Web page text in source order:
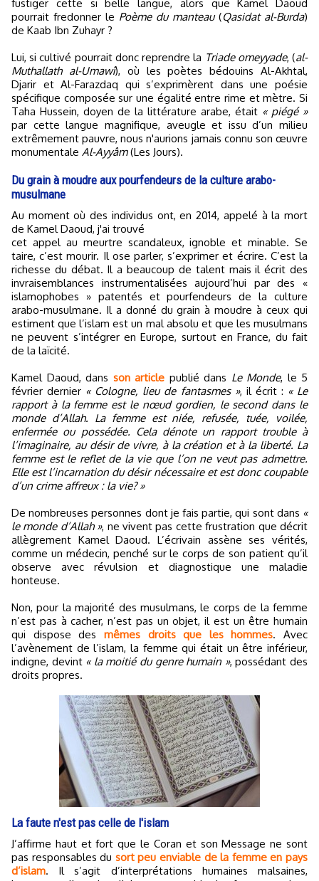
fustiger cette si belle langue, alors que Kamel Daoud
pourrait fredonner le Poème du manteau(Qasidat al-Burda)
de Kaab Ibn Zuhayr ?
Lui, si cultivé pourrait donc reprendre la Triade omeyyade, (al-
Muthallath al-Umawî), où les poètes bédouins Al-Akhtal,
Djarir et Al-Farazdaq qui s’exprimèrent dans une poésie
spécifique composée sur une égalité entre rime et mètre. Si
Taha Hussein, doyen de la littérature arabe, était « piégé »
par cette langue magnifique, aveugle et issu d’un milieu
extrêmement pauvre, nous n'aurions jamais connu son œuvre
monumentale Al-Ayyâm(Les Jours).
Du grain à moudre aux pourfendeurs de la culture arabo-
musulmane
Au moment où des individus ont, en 2014, appelé à la mort
de Kamel Daoud, j'ai trouvé
cet appel au meurtre scandaleux, ignoble et minable. Se
taire, c’est mourir. Il ose parler, s’exprimer et écrire. C’est la
richesse du débat. Il a beaucoup de talent mais il écrit des
invraisemblances instrumentalisées aujourd’hui par des «
islamophobes » patentés et pourfendeurs de la culture
arabo-musulmane. Il a donné du grain à moudre à ceux qui
estiment que l’islam est un mal absolu et que les musulmans
ne peuvent s’intégrer en Europe, surtout en France, du fait
de la laïcité.
Kamel Daoud, dans son article publié dans Le Monde, le 5
février dernier « Cologne, lieu de fantasmes », il écrit : « Le
rapport à la femme est le nœud gordien, le second dans le
monde d’Allah. La femme est niée, refusée, tuée, voilée,
enfermée ou possédée. Cela dénote un rapport trouble à
l’imaginaire, au désir de vivre, à la création et à la liberté. La
femme est le reflet de la vie que l’on ne veut pas admettre.
Elle est l’incarnation du désir nécessaire et est donc coupable
d’un crime affreux : la vie? »
De nombreuses personnes dont je fais partie, qui sont dans «
le monde d’Allah », ne vivent pas cette frustration que décrit
allègrement Kamel Daoud. L’écrivain assène ses vérités,
comme un médecin, penché sur le corps de son patient qu’il
observe avec révulsion et diagnostique une maladie
honteuse.
Non, pour la majorité des musulmans, le corps de la femme
n’est pas à cacher, n’est pas un objet, il est un être humain
qui dispose des mêmes droits que les hommes. Avec
l’avènement de l’islam, la femme qui était un être inférieur,
indigne, devint « la moitié du genre humain », possédant des
droits propres.
La faute n'est pas celle de l'islam
J’affirme haut et fort que le Coran et son Message ne sont
pas responsables du sort peu enviable de la femme en pays
d’islam. Il s’agit d’interprétations humaines malsaines,